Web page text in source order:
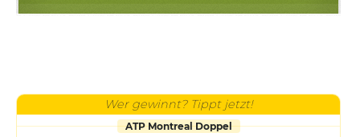
Wer gewinnt? Tippt jetzt!
ATP Montreal Doppel